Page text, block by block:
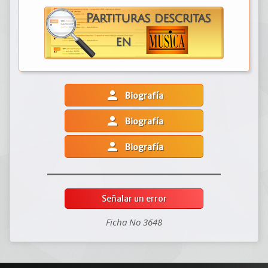
person Biografía
person Biografía
person Biografía
Señalar un error
Ficha No 3648